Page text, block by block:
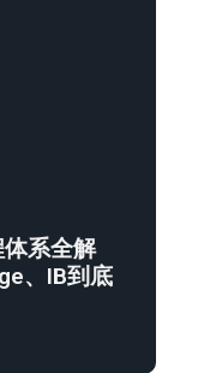
系全解
、IB到底